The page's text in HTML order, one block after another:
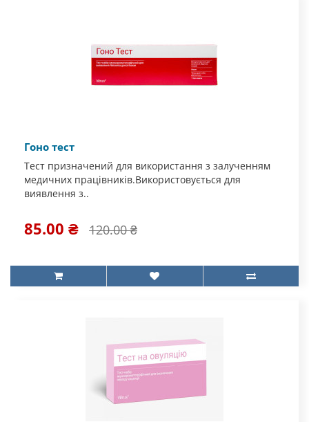
Гоно тест
Тест призначений для використання з залученням
медичних працівників.Використовується для
виявлення з..
85.00 ₴ 120.00 ₴